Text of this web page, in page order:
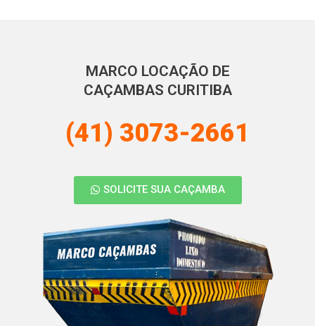
MARCO LOCAÇÃO DE
CAÇAMBAS CURITIBA
(41) 3073-2661
SOLICITE SUA CAÇAMBA